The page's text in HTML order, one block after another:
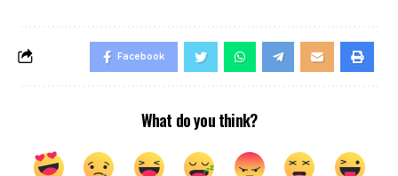
Facebook
What do you think?